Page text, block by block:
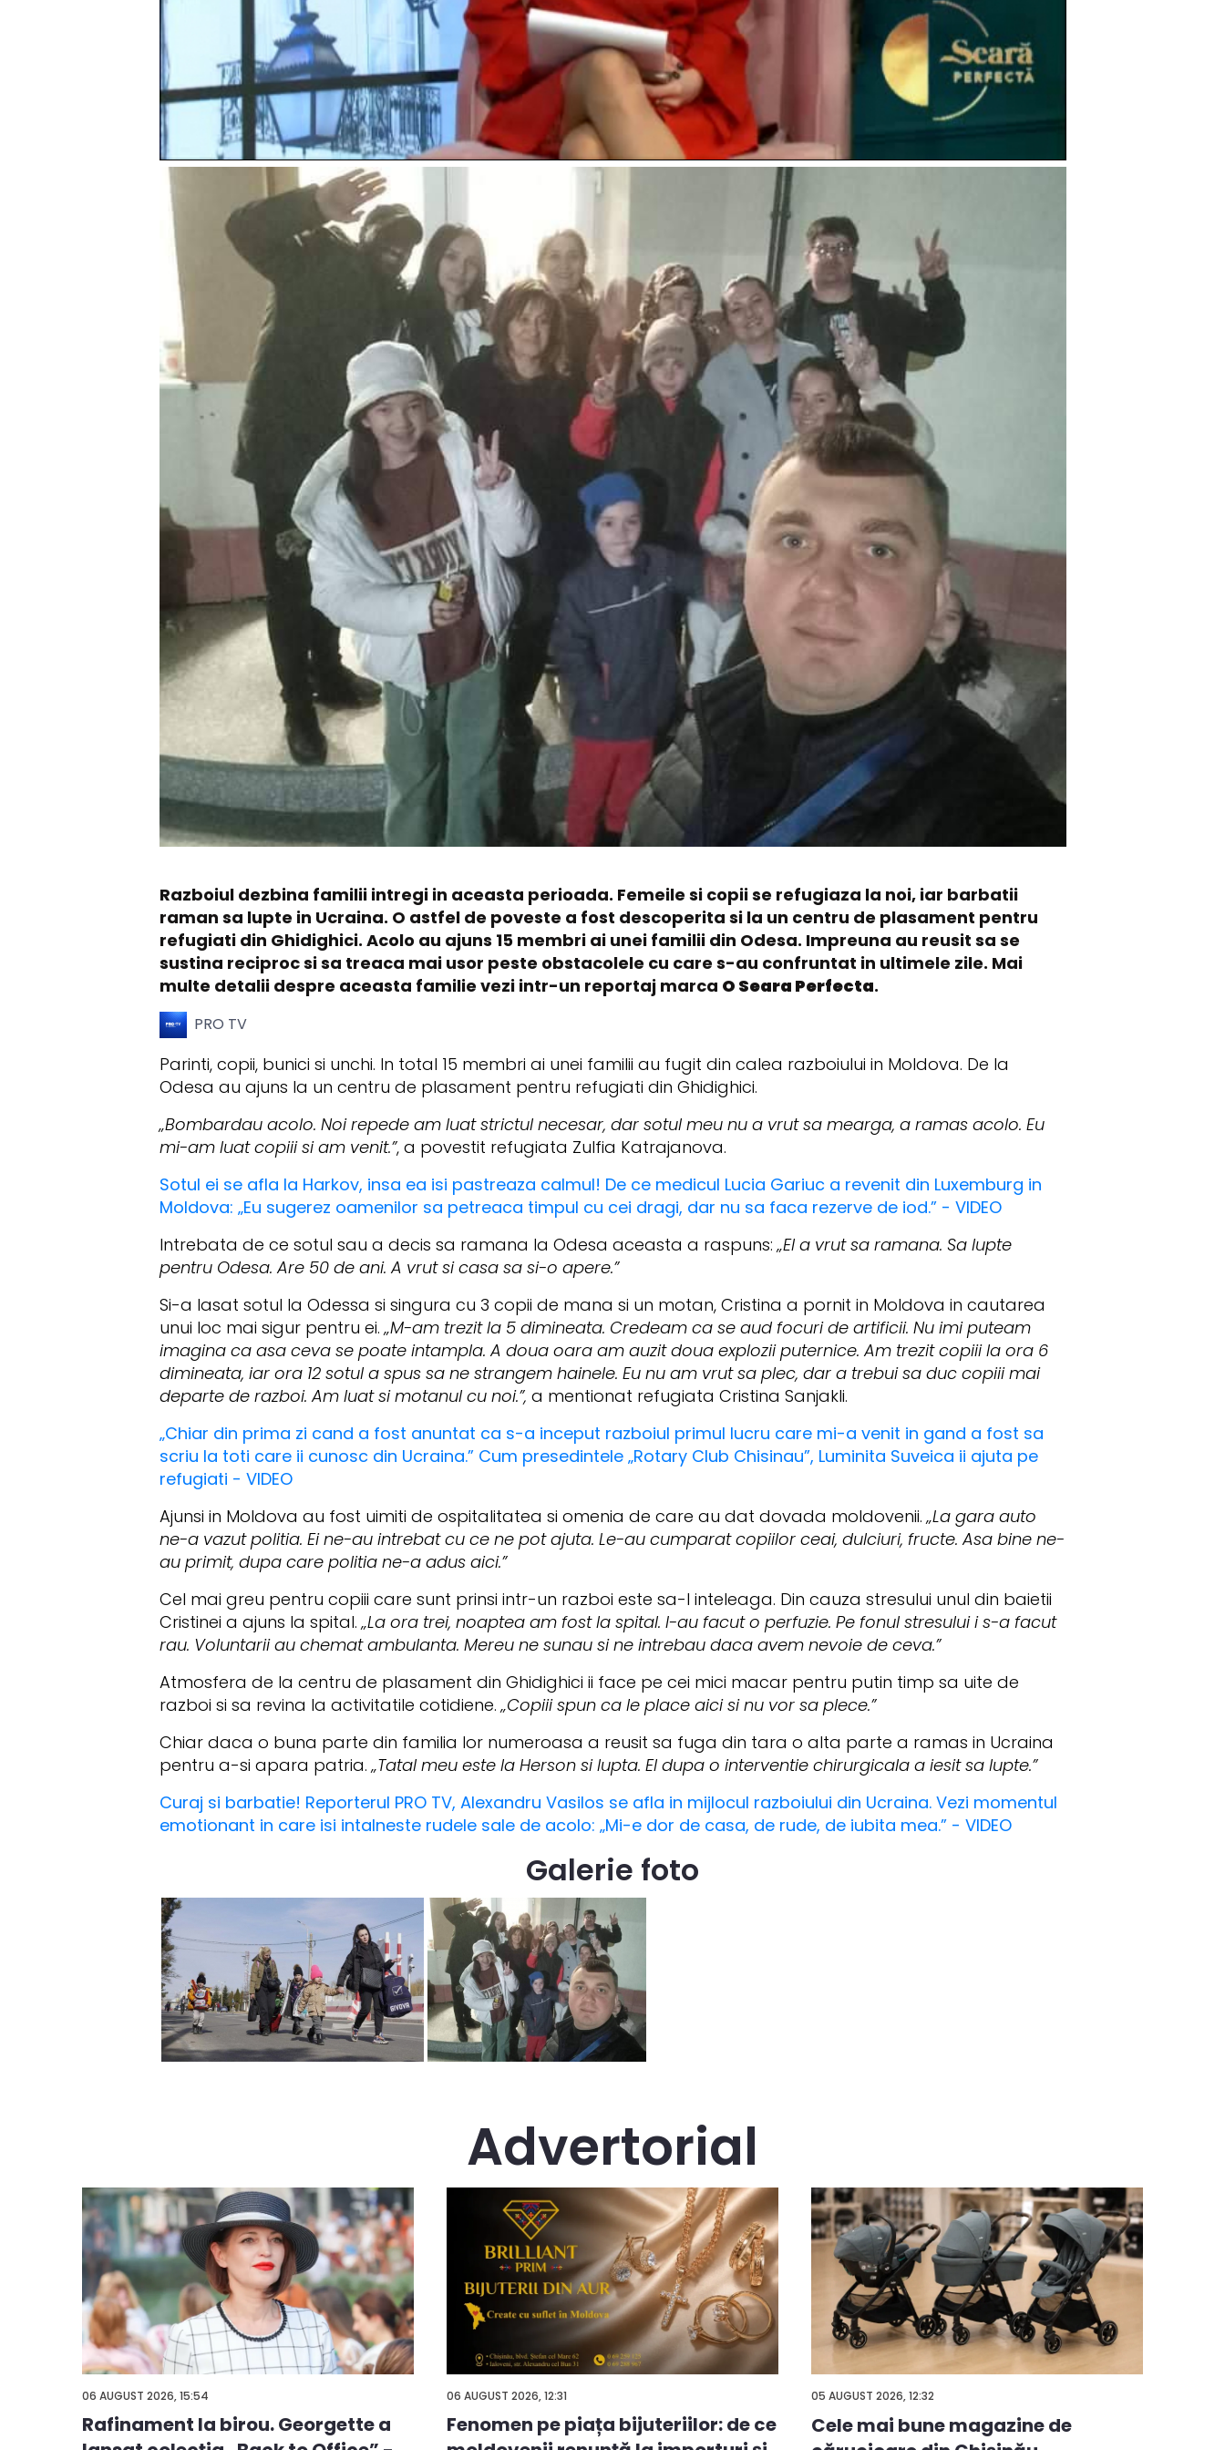
Razboiul dezbina familii intregi in aceasta perioada. Femeile si copii se refugiaza la noi, iar barbatii
raman sa lupte in Ucraina. O astfel de poveste a fost descoperita si la un centru de plasament pentru
refugiati din Ghidighici. Acolo au ajuns 15 membri ai unei familii din Odesa. Impreuna au reusit sa se
sustina reciproc si sa treaca mai usor peste obstacolele cu care s-au confruntat in ultimele zile. Mai
multe detalii despre aceasta familie vezi intr-un reportaj marca O Seara Perfecta.
PRO TV
Parinti, copii, bunici si unchi. In total 15 membri ai unei familii au fugit din calea razboiului in Moldova. De la
Odesa au ajuns la un centru de plasament pentru refugiati din Ghidighici.
„Bombardau acolo. Noi repede am luat strictul necesar, dar sotul meu nu a vrut sa mearga, a ramas acolo. Eu
mi-am luat copiii si am venit.”, a povestit refugiata Zulfia Katrajanova.
Sotul ei se afla la Harkov, insa ea isi pastreaza calmul! De ce medicul Lucia Gariuc a revenit din Luxemburg in
Moldova: „Eu sugerez oamenilor sa petreaca timpul cu cei dragi, dar nu sa faca rezerve de iod.” - VIDEO
Intrebata de ce sotul sau a decis sa ramana la Odesa aceasta a raspuns:„El a vrut sa ramana. Sa lupte
pentru Odesa. Are 50 de ani. A vrut si casa sa si-o apere.”
Si-a lasat sotul la Odessa si singura cu 3 copii de mana si un motan, Cristina a pornit in Moldova in cautarea
unui loc mai sigur pentru ei.„M-am trezit la 5 dimineata. Credeam ca se aud focuri de artificii. Nu imi puteam
imagina ca asa ceva se poate intampla. A doua oara am auzit doua explozii puternice. Am trezit copiii la ora 6
dimineata, iar ora 12 sotul a spus sa ne strangem hainele. Eu nu am vrut sa plec, dar a trebui sa duc copiii mai
departe de razboi. Am luat si motanul cu noi.”, a mentionat refugiata Cristina Sanjakli.
„Chiar din prima zi cand a fost anuntat ca s-a inceput razboiul primul lucru care mi-a venit in gand a fost sa
scriu la toti care ii cunosc din Ucraina.” Cum presedintele „Rotary Club Chisinau”, Luminita Suveica ii ajuta pe
refugiati - VIDEO
Ajunsi in Moldova au fost uimiti de ospitalitatea si omenia de care au dat dovada moldovenii.„La gara auto
ne-a vazut politia. Ei ne-au intrebat cu ce ne pot ajuta. Le-au cumparat copiilor ceai, dulciuri, fructe. Asa bine ne-
au primit, dupa care politia ne-a adus aici.”
Cel mai greu pentru copiii care sunt prinsi intr-un razboi este sa-l inteleaga. Din cauza stresului unul din baietii
Cristinei a ajuns la spital. „La ora trei, noaptea am fost la spital. I-au facut o perfuzie. Pe fonul stresului i s-a facut
rau. Voluntarii au chemat ambulanta. Mereu ne sunau si ne intrebau daca avem nevoie de ceva.”
Atmosfera de la centru de plasament din Ghidighici ii face pe cei mici macar pentru putin timp sa uite de
razboi si sa revina la activitatile cotidiene.„Copiii spun ca le place aici si nu vor sa plece.”
Chiar daca o buna parte din familia lor numeroasa a reusit sa fuga din tara o alta parte a ramas in Ucraina
pentru a-si apara patria.„Tatal meu este la Herson si lupta. El dupa o interventie chirurgicala a iesit sa lupte.”
Curaj si barbatie! Reporterul PRO TV, Alexandru Vasilos se afla in mijlocul razboiului din Ucraina. Vezi momentul
emotionant in care isi intalneste rudele sale de acolo: „Mi-e dor de casa, de rude, de iubita mea.” - VIDEO
Galerie foto
Advertorial
06 AUGUST 2026, 15:54
Rafinament la birou. Georgette a
06 AUGUST 2026, 12:31
Fenomen pe piața bijuteriilor: de ce
05 AUGUST 2026, 12:32
Cele mai bune magazine de